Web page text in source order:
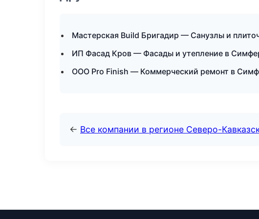
Мастерская Build Бригадир — Санузлы и
ИП Фасад Кров — Фасады и утепление в
ООО Pro Finish — Коммерческий ремонт в
← Все компании в регионе Северо-